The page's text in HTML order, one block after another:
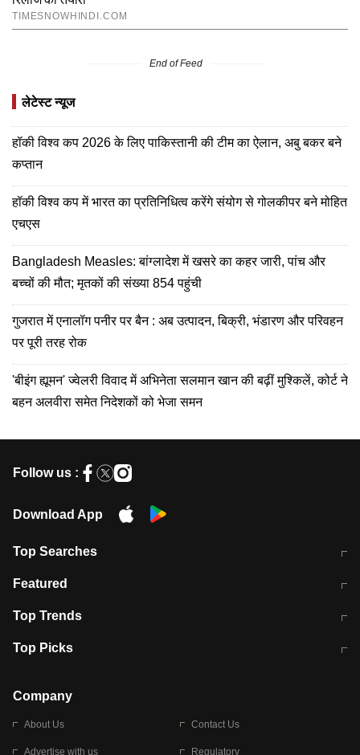
End of Feed
लेटेस्ट न्यूज
हॉकी विश्व कप 2026 के लिए पाकिस्तानी की टीम का ऐलान, अबु बकर बने
कप्तान
हॉकी विश्व कप में भारत का प्रतिनिधित्व करेंगे संयोग से गोलकीपर बने मोहित
एचएस
Bangladesh Measles: बांग्लादेश में खसरे का कहर जारी, पांच और
बच्चों की मौत; मृतकों की संख्या 854 पहुंची
गुजरात में एनालॉग पनीर पर बैन : अब उत्पादन, बिक्री, भंडारण और परिवहन
पर पूरी तरह रोक
'बीइंग ह्यूमन' ज्वेलरी विवाद में अभिनेता सलमान खान की बढ़ीं मुश्किलें, कोर्ट ने
बहन अलवीरा समेत निदेशकों को भेजा समन
Follow us :
Download App
Top Searches
भरत तिवारी कथित एनकाउंटर मामले में बड़ी
Featured
स्पेन में प्रवासियों का सैलाब! मोरक्को से
Top Trends
RBI का नया नियम: अब बैंकों को अपनी सभी
Top Picks
बारिश की चेतावनी
Company
About Us Contact Us
Advertise with us Regulatory